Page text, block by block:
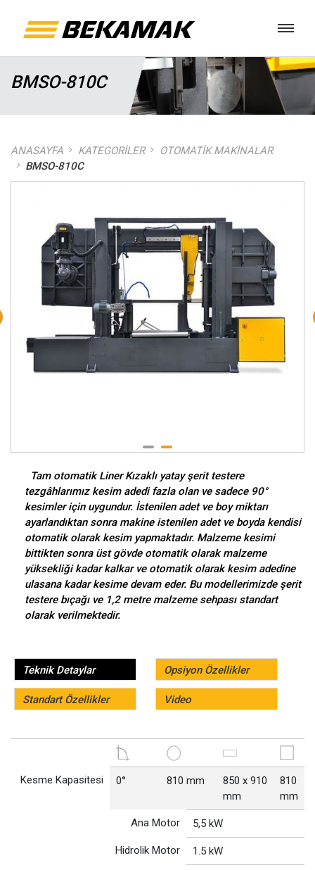
BMSO-810C
ANASAYFA KATEGORILER
OTOMATIK MAKINALAR
BMSO-810C
Tam otomatik Liner Kızaklı yatay şerit testere
tezgâhlarımız kesim adedi fazla olan ve sadece 90°
kesimler için uygundur. İstenilen adet ve boy miktarı
ayarlandıktan sonra makine istenilen adet ve boyda kendisi
otomatik olarak kesim yapmaktadır. Malzeme kesimi
bittikten sonra üst gövde otomatik olarak malzeme
yüksekliği kadar kalkar ve otomatik olarak kesim adedine
ulasana kadar kesime devam eder. Bu modellerimizde şerit
testere bıçağı ve 1,2 metre malzeme sehpası standart
olarak verilmektedir.
Teknik Detaylar Opsiyon Özellikler
Standart Özellikler Video
Kesme Kapasitesi 0° 810 mm
850 x 910
mm
810
mm
Ana Motor 5,5 kW
Hidrolik Motor 1.5 kW